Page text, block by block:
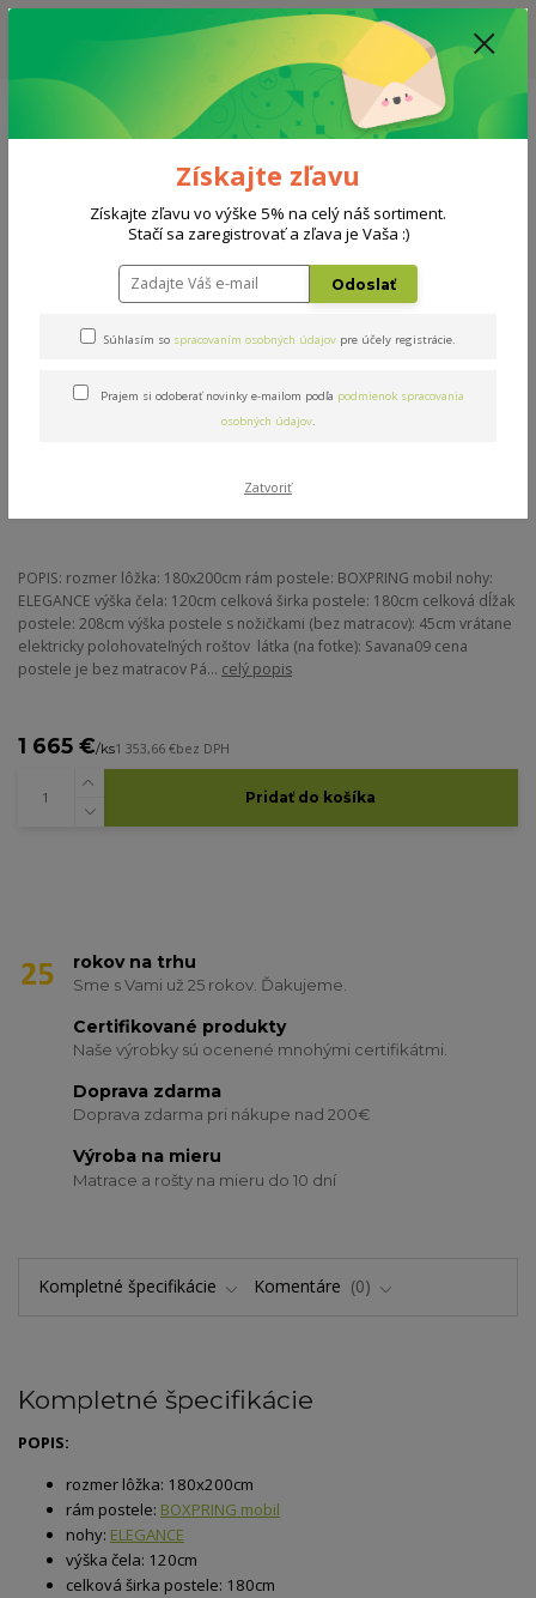
ZĽAVA: VŠETKY VYSTAVENÉ POSTELE ZA 400€ - CENA MATRACU A ROŠTU
PODĽA VÝBERU / DODACIA LEHOTA JE AKTUÁLNE 10-15 PRACOVNÝCH
Menu
0908 777 700 Po-So: 10-18 hod.
0
Postele Sirius
Sirius
POPIS: rozmer lôžka: 180x200cm rám postele: BOXPRING mobil nohy:
ELEGANCE výška čela: 120cm celková širka postele: 180cm celková dĺžak
postele: 208cm výška postele s nožičkami (bez matracov): 45cm vrátane
elektricky polohovateľných roštov látka (na fotke): Savana09 cena
postele je bez matracov Pá... celý popis
1 665 €/ks1 353,66 €bez DPH
Pridať do košíka
rokov na trhu
Sme s Vami už 25 rokov. Ďakujeme.
Certifikované produkty
Naše výrobky sú ocenené mnohými certifikátmi.
Doprava zdarma
Doprava zdarma pri nákupe nad 200€
Výroba na mieru
Matrace a rošty na mieru do 10 dní
Kompletné špecifikácie Komentáre 0
Kompletné špecifikácie
POPIS:
rozmer lôžka: 180x200cm
rám postele: BOXPRING mobil
nohy: ELEGANCE
výška čela: 120cm
celková širka postele: 180cm
Získajte zľavu
Získajte zľavu vo výške 5% na celý náš sortiment.
Stačí sa zaregistrovať a zľava je Vaša :)
Odoslať
Súhlasím so spracovaním osobných údajov pre účely registrácie.
Prajem si odoberať novinky e-mailom podľa podmienok spracovania
osobných údajov.
Zatvoriť